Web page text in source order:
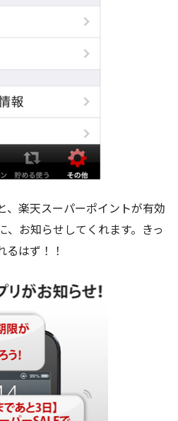
、楽天スーパーポイントが有効
、お知らせしてくれます。きっ
るはず！！